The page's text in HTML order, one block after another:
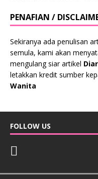
PENAFIAN /
Sekiranya ada penulisan
semula, kami akan
mengulang siar artikel
letakkan kredit sumber
Wanita
FOLLOW US